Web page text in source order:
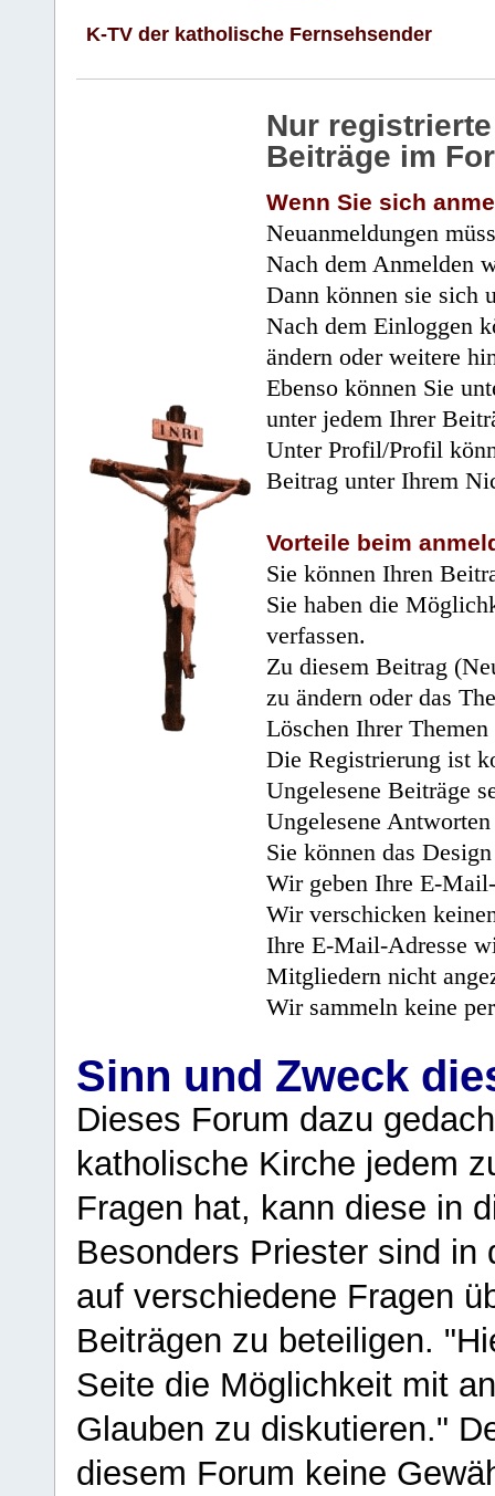
K-TV der katholische Fernsehsender
Nur
Beiträge im
Wenn Sie sich
Neuanmeldungen
Nach dem Anmelden
Dann können sie sich
Nach dem Einloggen
ändern oder weitere
Ebenso können Sie
unter jedem Ihrer
Unter Profil/Profil
Beitrag unter Ihrem
Vorteile beim
Sie können Ihren
Sie haben die
verfassen.
Zu diesem Beitrag
zu ändern oder das
Löschen Ihrer
Die Registrierung ist
Ungelesene Beiträge
Ungelesene
Sie können das
Wir geben Ihre E-
Wir verschicken
Ihre E-Mail-Adresse
Mitgliedern nicht
Wir sammeln keine
Sinn und Zweck
Dieses Forum dazu
katholische Kirche jedem
Fragen hat, kann diese in
Besonders Priester sind in
auf verschiedene Fragen
Beiträgen zu beteiligen.
Seite die Möglichkeit mit
Glauben zu diskutieren."
diesem Forum keine